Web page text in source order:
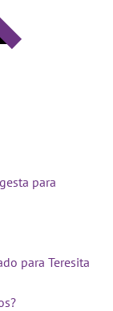
para
para Teresita